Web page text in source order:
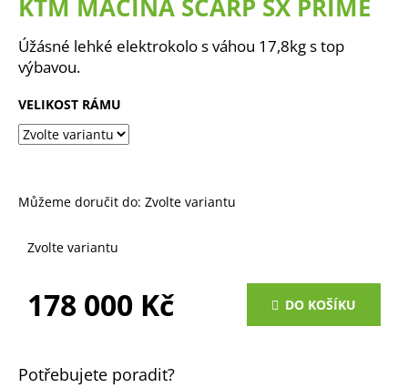
KTM MACINA SCARP SX PRIME
Úžásné lehké elektrokolo s váhou 17,8kg s top
výbavou.
VELIKOST RÁMU
Můžeme doručit do: Zvolte variantu
Zvolte variantu
178 000 Kč DO KOŠÍKU
Potřebujete poradit?
a
j
í
t
?
HLEDAT
r